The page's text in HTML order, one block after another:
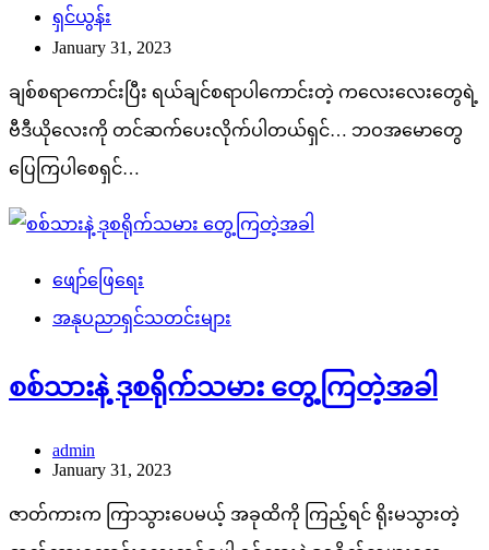
ရှင်ယွန်း
January 31, 2023
ချစ်စရာကောင်းပြီး ရယ်ချင်စရာပါကောင်းတဲ့ ကလေးလေးတွေရဲ့
ဗီဒီယိုလေး‌ကို တင်ဆက်ပေးလိုက်ပါတယ်ရှင်… ဘဝအမောတွေ
ပြေကြပါစေရှင်…
ဖျော်ဖြေရေး
အနုပညာရှင်သတင်းများ
စစ်သားနဲ့ ဒုစရိုက်သမား တွေ့ကြတဲ့အခါ
admin
January 31, 2023
ဇာတ်ကားက ကြာသွားပေမယ့် အခုထိကို ကြည့်ရင် ရိုးမသွားတဲ့